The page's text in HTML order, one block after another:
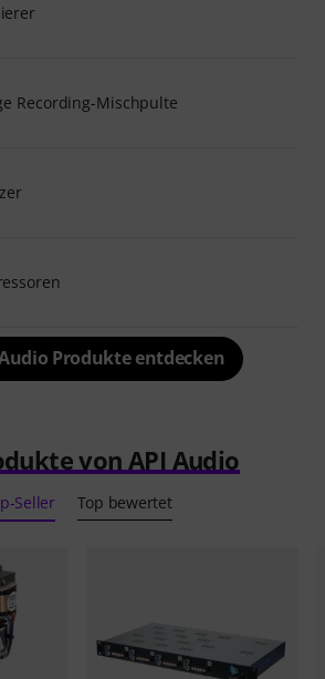
Recording-Mischpulte
Produkte entdecken
von API Audio
Seller Top bewertet